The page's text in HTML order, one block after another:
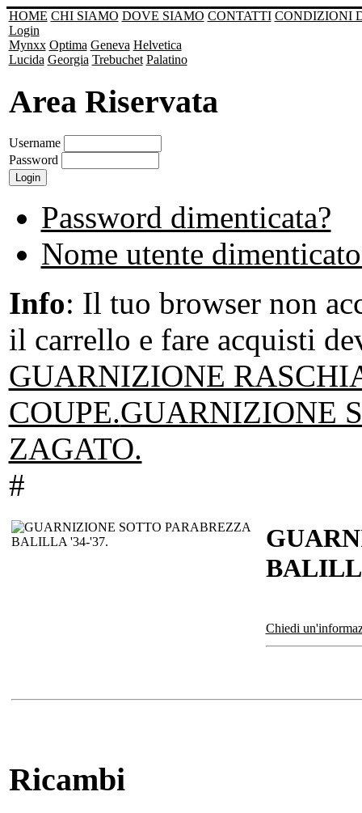
HOME CHI SIAMO DOVE SIAMO CONTATTI CONDIZIONI
Login
Mynxx Optima Geneva Helvetica
Lucida Georgia Trebuchet Palatino
Area Riservata
Username
Password
Password dimenticata?
Nome utente
Info: Il tuo browser non
il carrello e fare acquisti
GUARNIZIONE
COUPE.GUARNIZIONE
ZAGATO.
#
Chiedi
Ricambi